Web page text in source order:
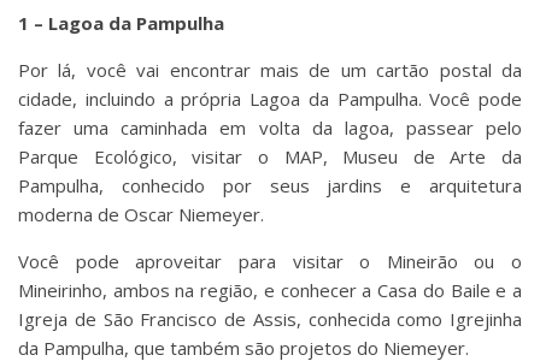
1 – Lagoa da Pampulha
Por lá, você vai encontrar mais de um cartão postal da
cidade, incluindo a própria Lagoa da Pampulha. Você pode
fazer uma caminhada em volta da lagoa, passear pelo
Parque Ecológico, visitar o MAP, Museu de Arte da
Pampulha, conhecido por seus jardins e arquitetura
moderna de Oscar Niemeyer.
Você pode aproveitar para visitar o Mineirão ou o
Mineirinho, ambos na região, e conhecer a Casa do Baile e a
Igreja de São Francisco de Assis, conhecida como Igrejinha
da Pampulha, que também são projetos do Niemeyer.